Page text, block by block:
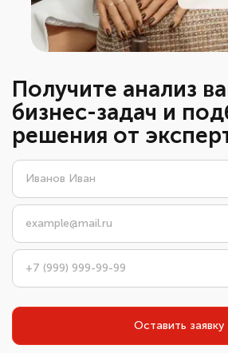
Получите анализ
бизнес-задач и
решения от
Оставить заявку